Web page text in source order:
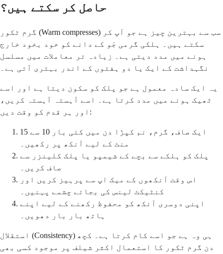
حاصل کر سکتے ہیں؟
گرم ٹکور (Warm compresses) سب سے بہترین چیز ہے جو آپ کر
سکتے ہیں۔ ہلکی گرمی جَو کے دانے کو خود بخود خارج
ہونے میں مدد دیتی ہے۔ زیادہ تر معاملات میں مسلسل
نگہداشت کے ایک یا دو ہفتوں کے اندر بہتری آتی ہے۔
یہ ایک سادہ معمول ہے جو پلک کو سکون دیتا ہے اور اسے
ٹھیک ہونے میں مدد کرتا ہے۔ اسے آہستہ آہستہ کریں،
اور ہر قدم کو وقت دیں:
ایک صاف، گرم، نم کپڑا دن میں کئی بار 10 سے 15
منٹ کے لیے آنکھ پر رکھیں۔
پلک کو ہلکے سے بچے کے شیمپو یا پلک کلینزر سے
صاف کریں۔
اس وقت آنکھوں کے میک اپ سے پرہیز کریں اور
کنٹیکٹ لینس کی بجائے چشمے پہنیں۔
اپنی دوسری آنکھ کو محفوظ رکھنے کے لیے اپنے
ہاتھ بار بار دھویں۔
استقلال (Consistency) ہی وہ ہے جو اسے کام کرتا ہے۔ کچھ
دن گرم ٹکور کا استعمال اکثر شیلف پر موجود کسی بھی